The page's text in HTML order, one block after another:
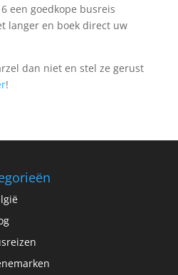
een goedkope busreis
langer en boek direct uw
dan niet en stel ze gerust
!